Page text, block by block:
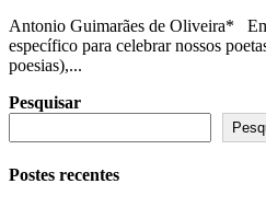
Antonio Guimarães de Oliveira*
específico para celebrar nossos
poesias),...
Pesquisar
Postes recentes